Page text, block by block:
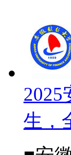
2025
生，